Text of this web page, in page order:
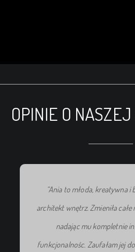
OPINIE O
“Ania to młoda, kreatywna i
architekt wnętrz. Zmieniła całe
nadając mu kompletnie
funkcjonalnośc. Zaufałam jej